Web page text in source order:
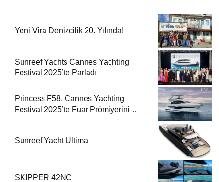
Yeni Vira Denizcilik 20. Yılında!
Sunreef Yachts Cannes Yachting
Festival 2025’te Parladı
Princess F58, Cannes Yachting
Festival 2025’te Fuar Prömiyerini
Sunreef Yacht Ultima
SKIPPER 42NC